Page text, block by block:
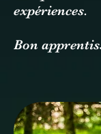
expériences.
Bon